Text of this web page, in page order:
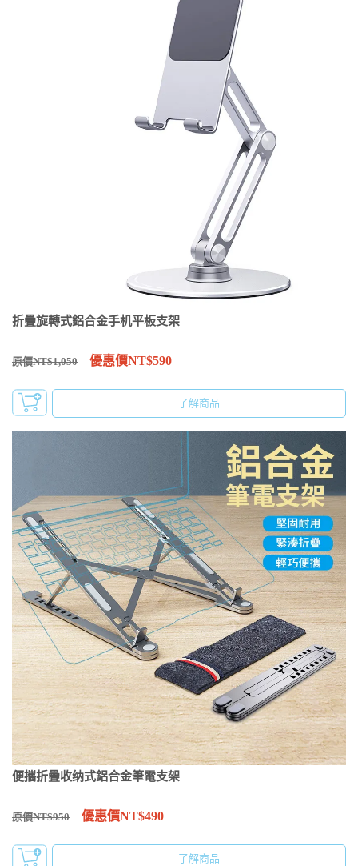
折疊旋轉式鋁合金手机平板支架
原價NT$1,050 優惠價NT$590
了解商品
便攜折疊收纳式鋁合金筆電支架
原價NT$950 優惠價NT$490
了解商品